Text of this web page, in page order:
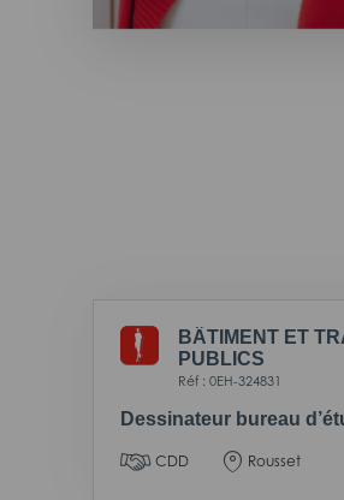
BÂTIMENT ET
PUBLICS
Réf : 0EH-324831
Dessinateur bureau
CDD Rousset